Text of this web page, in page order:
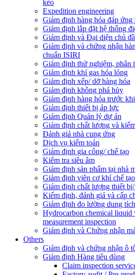
kéo
Expedition engineering
Giám định hàng hóa đáp
Giám định lắp đặt hệ thống
Giám định và Đại diện chủ
Giám định và chứng nhận
chuẩn ISIRI
Giám định thử nghiệm, phân
Giám định khí gas hóa lỏng
Giám định xếp/ dỡ hàng hóa
Giám định không phá hủy
Giám định hàng hóa trước
Giám định thiết bị áp lực
Giám định Quản lý dự án
Giám định chất lượng và
Đánh giá nhà cung ứng
Dịch vụ kiểm toán
Giám định gia công/ chế tạo
Kiểm tra siêu âm
Giám định sản phẩm tại nhà
Giám định viên cơ khí chế tạo
Giám định chất lượng thiết
Kiểm định, đánh giá và cấp
Giám định đo lường dung
Hydrocarbon chemical liquid
measurement inspection
Giám định và Chứng nhận
Others
Giám định và chứng nhận ô
Giám định Hàng tiêu dùng
Claim inspection